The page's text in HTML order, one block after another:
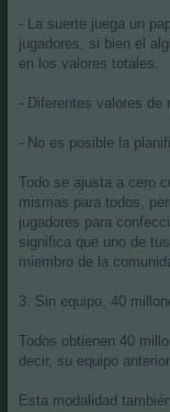
- La suerte juega un
jugadores, si bien el
en los valores totales.
- Diferentes valores de
- No es posible la
Todo se ajusta a cero
mismas para todos,
jugadores para
significa que uno de
miembro de la
3. Sin equipo, 40
Todos obtienen 40
decir, su equipo
Esta modalidad